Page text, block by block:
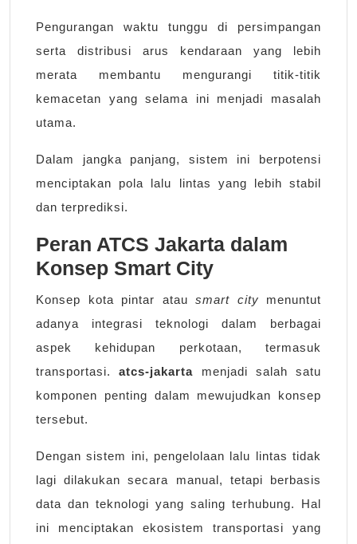
Pengurangan waktu tunggu di persimpangan
serta distribusi arus kendaraan yang lebih
merata membantu mengurangi titik-titik
kemacetan yang selama ini menjadi masalah
utama.
Dalam jangka panjang, sistem ini berpotensi
menciptakan pola lalu lintas yang lebih stabil
dan terprediksi.
Peran ATCS Jakarta dalam
Konsep Smart City
Konsep kota pintar atau smart city menuntut
adanya integrasi teknologi dalam berbagai
aspek kehidupan perkotaan, termasuk
transportasi.atcs-jakarta menjadi salah satu
komponen penting dalam mewujudkan konsep
tersebut.
Dengan sistem ini, pengelolaan lalu lintas tidak
lagi dilakukan secara manual, tetapi berbasis
data dan teknologi yang saling terhubung. Hal
ini menciptakan ekosistem transportasi yang